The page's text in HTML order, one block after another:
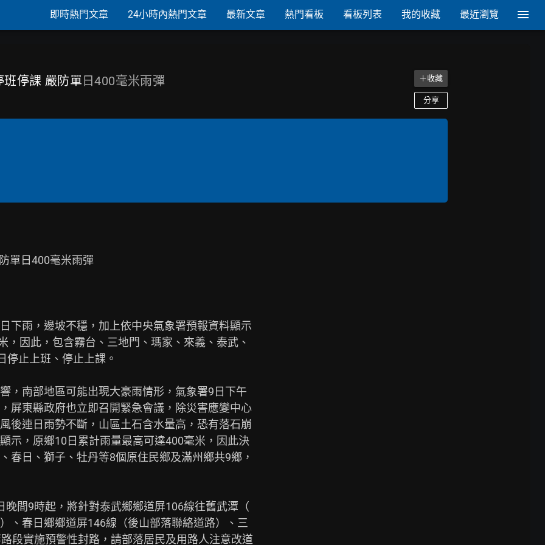
即時熱門文章 24小時內熱門文章 最新文章 熱門看板 看板列表 我的收藏 最近瀏覽
停課 嚴防單 日400毫米雨彈 ＋收藏
分享
單日400毫米雨彈
下雨，邊坡不穩，加上依中央氣象署預報資料顯示
，因此，包含霧台、三地門、瑪家、來義、泰武、
停止上班、停止上課。
，南部地區可能出現大豪雨情形，氣象署9日下午
屏東縣政府也立即召開緊急會議，除災害應變中心
後連日雨勢不斷，山區土石含水量高，恐有落石崩
示，原鄉10日累計雨量最高可達400毫米，因此決
春日、獅子、牡丹等8個原住民鄉及滿州鄉共9鄉，
間9時起，將針對泰武鄉鄉道屏106線往舊武潭（
、春日鄉鄉道屏146線（後山部落聯絡道路）、三
段實施預警性封路，請部落居民及用路人注意改道